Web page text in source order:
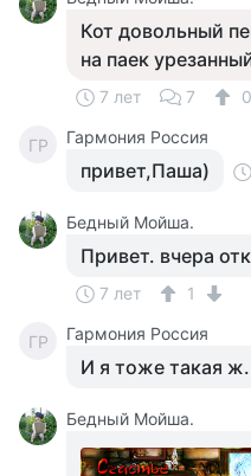
Кот довольный
на паек
7 лет 7 0
ГР Гармония Россия
привет,Паша)
Бедный Мойша.
Привет. вчера
7 лет 1
ГР Гармония Россия
И я тоже такая ж.
Бедный Мойша.